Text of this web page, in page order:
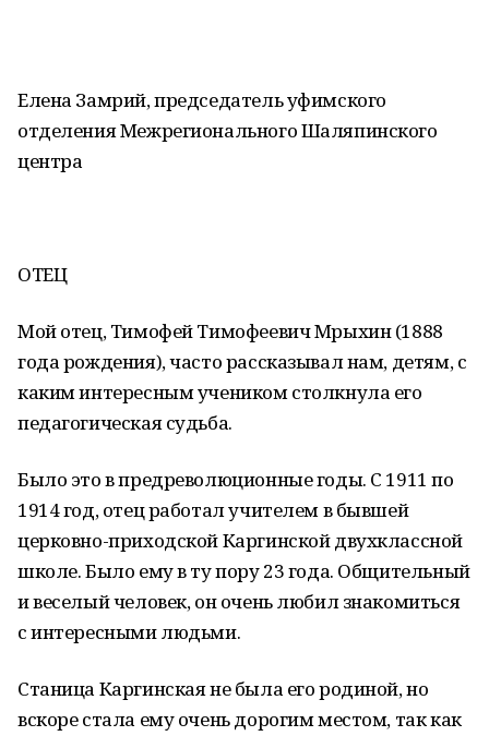
Елена Замрий, председатель уфимского
отделения Межрегионального Шаляпинского
центра
ОТЕЦ
Мой отец, Тимофей Тимофеевич Мрыхин (1888
года рождения), часто рассказывал нам, детям, с
каким интересным учеником столкнула его
педагогическая судьба.
Было это в предреволюционные годы. С 1911 по
1914 год, отец работал учителем в бывшей
церковно-приходской Каргинской двухклассной
школе. Было ему в ту пору 23 года. Общительный
и веселый человек, он очень любил знакомиться
с интересными людьми.
Станица Каргинская не была его родиной, но
вскоре стала ему очень дорогим местом, так как